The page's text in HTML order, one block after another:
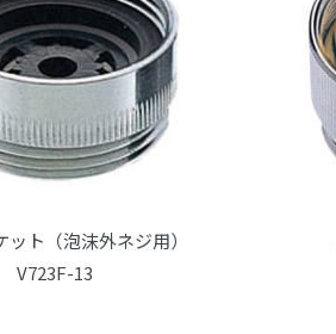
ット（泡沫外ネジ用）
V723F-13